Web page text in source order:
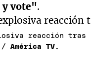
y vote".
reacción
América TV.